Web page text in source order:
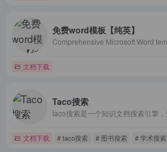
免费word模板【纯英】
文档下载
Taco搜索
文档下载 # taco搜索 # 图书搜索 # 学术搜索